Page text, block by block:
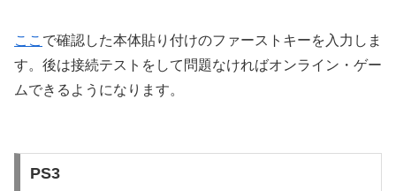
ここ で確認した本体貼り付けのファーストキーを入力しま
す。後は接続テストをして問題なければオンライン・ゲー
ムできるようになります。
PS3